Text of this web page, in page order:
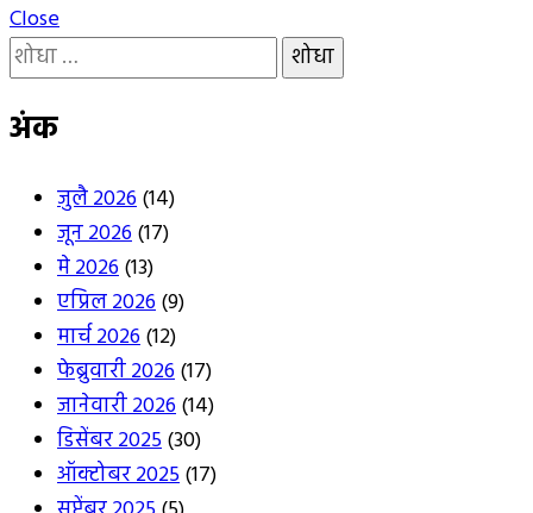
Close
यांचा
शोध
घ्या
अंक
जुलै 2026(14)
जून 2026(17)
मे 2026(13)
एप्रिल 2026(9)
मार्च 2026(12)
फेब्रुवारी 2026(17)
जानेवारी 2026(14)
डिसेंबर 2025(30)
ऑक्टोबर 2025(17)